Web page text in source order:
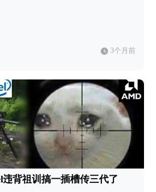
3个月前
背祖训搞一插槽传三代了